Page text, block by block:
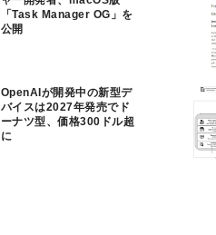
「Task Manager OG」を
公開
OpenAIが開発中の新型デ
バイスは2027年発売でド
ーナツ型、価格300ドル超
に